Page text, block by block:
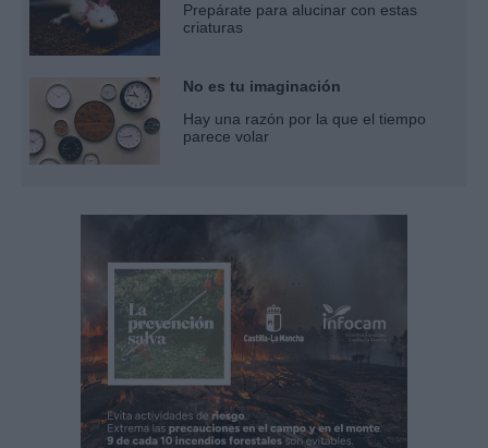
Prepárate para alucinar con estas
criaturas
No es tu imaginación
Hay una razón por la que el tiempo
parece volar